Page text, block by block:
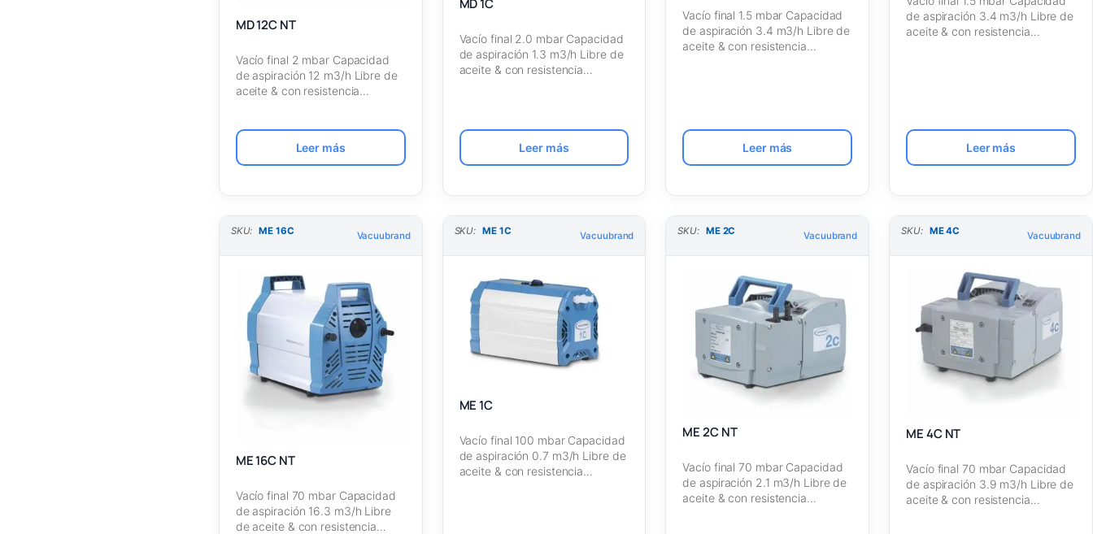
MD 12C NT
Vacío final 2 mbar Capacidad
de aspiración 12 m3/h Libre de
aceite & con resistencia…
Leer más
MD 1C
Vacío final 2.0 mbar Capacidad
de aspiración 1.3 m3/h Libre de
aceite & con resistencia…
Leer más
Vacío final 1.5 mbar Capacidad
de aspiración 3.4 m3/h Libre de
aceite & con resistencia…
Leer más
de aspiración 3.4 m3/h Libre de
aceite & con resistencia…
Leer más
SKU: ME 16C Vacuubrand
ME 16C NT
Vacío final 70 mbar Capacidad
de aspiración 16.3 m3/h Libre
de aceite & con resistencia…
SKU: ME 1C Vacuubrand
ME 1C
Vacío final 100 mbar Capacidad
de aspiración 0.7 m3/h Libre de
aceite & con resistencia…
SKU: ME 2C Vacuubrand
ME 2C NT
Vacío final 70 mbar Capacidad
de aspiración 2.1 m3/h Libre de
aceite & con resistencia…
SKU: ME 4C Vacuubrand
ME 4C NT
Vacío final 70 mbar Capacidad
de aspiración 3.9 m3/h Libre de
aceite & con resistencia…